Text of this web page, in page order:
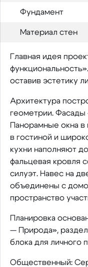
Фундамент
Материал стен
Главная идея
оставив эстетику
Архитектура
геометрии.
Панорамные окна в
в гостиной и
кухни наполняют
фальцевая кровля
силуэт. Навес на
объединены с
пространство
Планировка
— Природа»,
блока для личного
Общественный: